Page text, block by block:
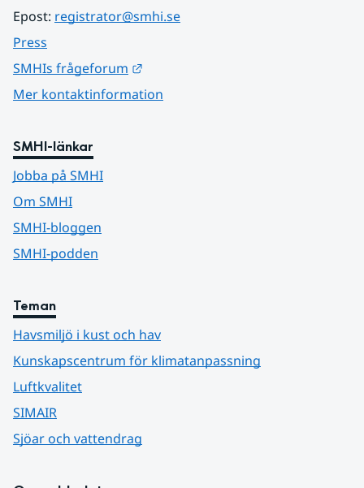
Epost: registrator@smhi.se
Press
SMHIs frågeforum
Mer kontaktinformation
SMHI-länkar
Jobba på SMHI
Om SMHI
SMHI-bloggen
SMHI-podden
Teman
Havsmiljö i kust och hav
Kunskapscentrum för klimatanpassning
Luftkvalitet
SIMAIR
Sjöar och vattendrag